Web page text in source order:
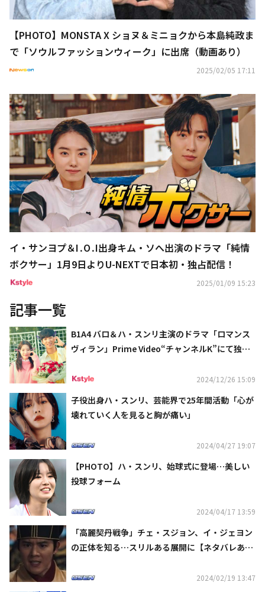
【PHOTO】MONSTA X ショヌ＆ミニョクから本島純政ま
で「ソウルファッションウィーク」に出席（動画あり）
2025/02/05 17:11
イ・サンヨプ＆I․O․I出身キム・ソへ出演のドラマ「純情
ボクサー」1月9日よりU-NEXTで日本初・独占配信！
2025/01/09 15:23
記事一覧
B1A4 バロ＆ハ・スンリ主演のドラマ「ロマンス
ヴィラン」Prime Video“チャンネルK”にて独占
2024/12/26 15:09
子役出身ハ・スンリ、芸能界で25年間活動「心が
壊れていく人を見ると胸が痛い」
2024/04/27 19:07
【PHOTO】ハ・スンリ、始球式に登場…美しい
投球フォーム
2024/04/17 13:59
「高麗契丹戦争」チェ・スジョン、イ・ジェヨン
の正体を知る…スリルある展開に【ネタバレあ
2024/02/19 13:47